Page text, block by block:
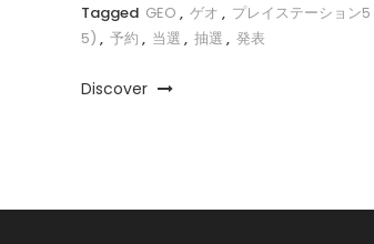
Tagged GEO , ゲオ , プレイステーション
5) , 予約 , 当選 , 抽選 , 発表
Discover